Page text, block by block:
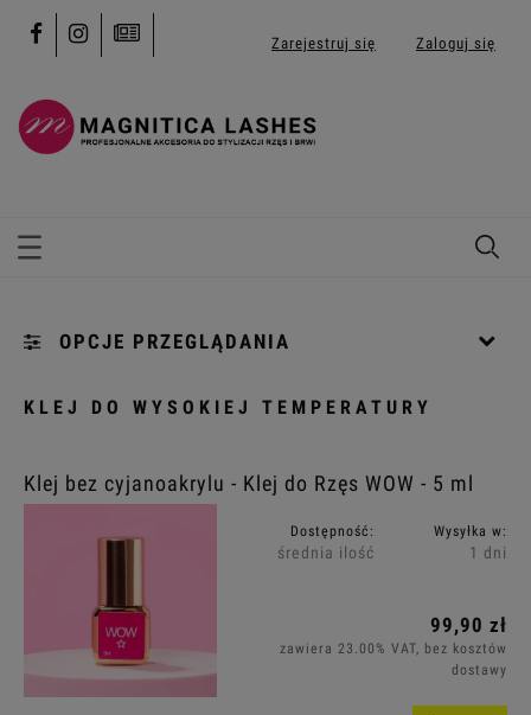
Zarejestruj się Zaloguj się
OPCJE PRZEGLĄDANIA
Kategorie: [...]
Promocja: (wybierz)
KLEJ DO WYSOKIEJ TEMPERATURY
Klej bez cyjanoakrylu - Klej do Rzęs WOW - 5 ml
Dostępność:
średnia ilość
Wysyłka w:
1 dni
99,90 zł
zawiera 23.00% VAT, bez kosztów
dostawy